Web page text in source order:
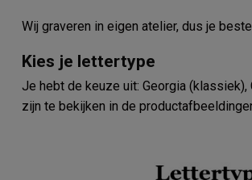
Wij graveren in eigen atelier, dus je
Kies je lettertype
Je hebt de keuze uit: Georgia
zijn te bekijken in de